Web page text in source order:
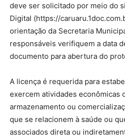
deve ser solicitado por meio do
Digital (https://
orientação da Secretaria
responsáveis verifiquem a data
documento para abertura do
A licença é requerida para
exercem atividades econômicas
armazenamento ou
que se relacionem à saúde ou
associados direta ou